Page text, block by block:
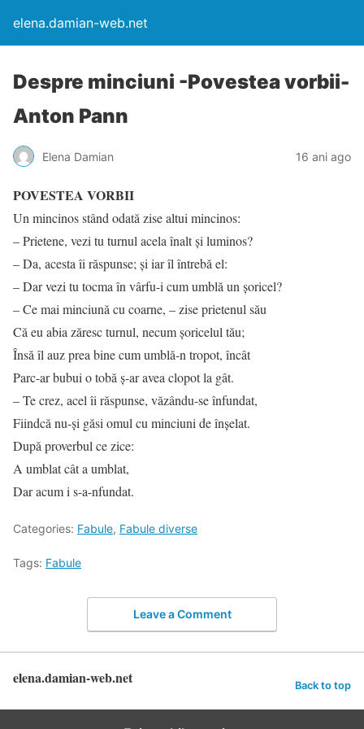
elena.damian-web.net
Despre minciuni -Povestea vorbii-
Anton Pann
Elena Damian 16 ani ago
POVESTEA VORBII
Un mincinos stând odată zise altui mincinos:
– Prietene, vezi tu turnul acela înalt şi luminos?
– Da, acesta îi răspunse; şi iar îl întrebă el:
– Dar vezi tu tocma în vârfu-i cum umblă un şoricel?
– Ce mai minciună cu coarne, – zise prietenul său
Că eu abia zăresc turnul, necum şoricelul tău;
Însă îl auz prea bine cum umblă-n tropot, încât
Parc-ar bubui o tobă ş-ar avea clopot la gât.
– Te crez, acel îi răspunse, văzându-se înfundat,
Fiindcă nu-şi găsi omul cu minciuni de înşelat.
După proverbul ce zice:
A umblat cât a umblat,
Dar acum i s-a-nfundat.
Categories: Fabule, Fabule diverse
Tags: Fabule
Leave a Comment
elena.damian-web.net Back to top